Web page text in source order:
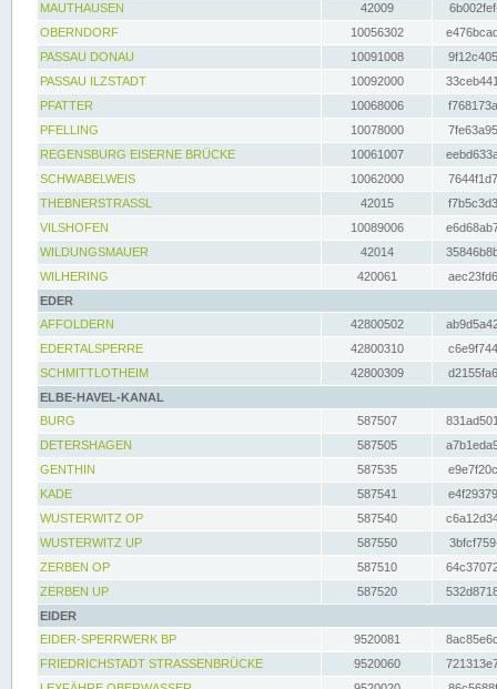
MAUTHAUSEN
42009
OBERNDORF
10056302
PASSAU DONAU
10091008
PASSAU ILZSTADT
10092000
PFATTER
10068006
PFELLING
10078000
REGENSBURG EISERNE BRÜCKE
10061007
SCHWABELWEIS
10062000
THEBNERSTRASSL
42015
VILSHOFEN
10089006
WILDUNGSMAUER
42014
WILHERING
420061
EDER
AFFOLDERN
42800502
EDERTALSPERRE
42800310
SCHMITTLOTHEIM
42800309
ELBE-HAVEL-KANAL
BURG
587507
DETERSHAGEN
587505
GENTHIN
587535
KADE
587541
WUSTERWITZ OP
587540
WUSTERWITZ UP
587550
ZERBEN OP
587510
ZERBEN UP
587520
EIDER
EIDER-SPERRWERK BP
9520081
FRIEDRICHSTADT STRASSENBRÜCKE
9520060